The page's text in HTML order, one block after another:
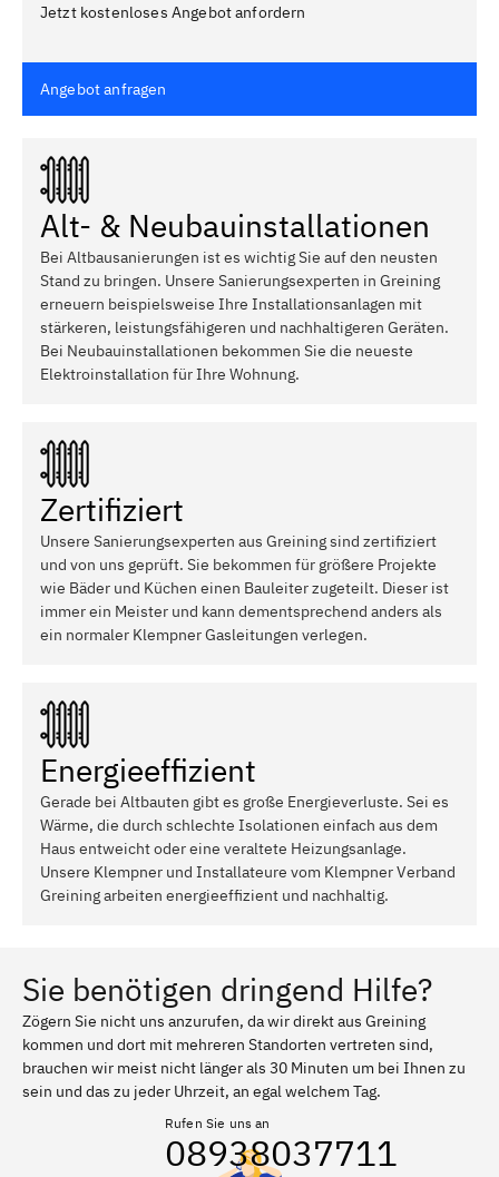
Jetzt kostenloses Angebot anfordern
Angebot anfragen
Alt- & Neubauinstallationen
Bei Altbausanierungen ist es wichtig Sie auf den neusten
Stand zu bringen. Unsere Sanierungsexperten in Greining
erneuern beispielsweise Ihre Installationsanlagen mit
stärkeren, leistungsfähigeren und nachhaltigeren Geräten.
Bei Neubauinstallationen bekommen Sie die neueste
Elektroinstallation für Ihre Wohnung.
Zertifiziert
Unsere Sanierungsexperten aus Greining sind zertifiziert
und von uns geprüft. Sie bekommen für größere Projekte
wie Bäder und Küchen einen Bauleiter zugeteilt. Dieser ist
immer ein Meister und kann dementsprechend anders als
ein normaler Klempner Gasleitungen verlegen.
Energieeffizient
Gerade bei Altbauten gibt es große Energieverluste. Sei es
Wärme, die durch schlechte Isolationen einfach aus dem
Haus entweicht oder eine veraltete Heizungsanlage.
Unsere Klempner und Installateure vom Klempner Verband
Greining arbeiten energieeffizient und nachhaltig.
Sie benötigen dringend Hilfe?
Zögern Sie nicht uns anzurufen, da wir direkt aus Greining
kommen und dort mit mehreren Standorten vertreten sind,
brauchen wir meist nicht länger als 30 Minuten um bei Ihnen zu
sein und das zu jeder Uhrzeit, an egal welchem Tag.
Rufen Sie uns an
08938037711